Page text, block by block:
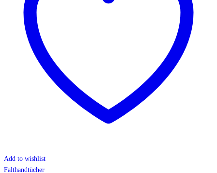
Add to wishlist
Falthandtücher